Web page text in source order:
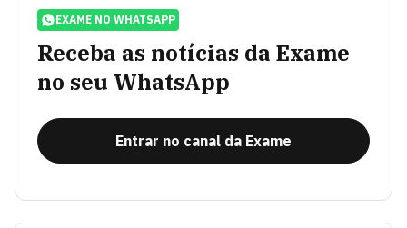
EXAME NO WHATSAPP
Receba as notícias da Exame
no seu WhatsApp
Entrar no canal da Exame